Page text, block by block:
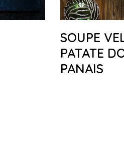
SOUPE
PATATE
PANAIS